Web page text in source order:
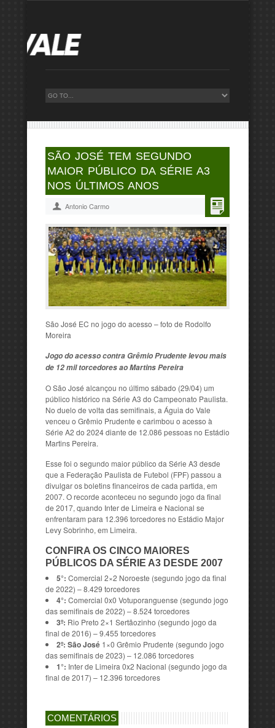
SÃO JOSÉ TEM SEGUNDO
MAIOR PÚBLICO DA SÉRIE A3
NOS ÚLTIMOS ANOS
Antonio Carmo
São José EC no jogo do acesso – foto de Rodolfo
Moreira
Jogo do acesso contra Grêmio Prudente levou mais
de 12 mil torcedores ao Martins Pereira
O São José alcançou no último sábado (29/04) um
público histórico na Série A3 do Campeonato Paulista.
No duelo de volta das semifinais, a Águia do Vale
venceu o Grêmio Prudente e carimbou o acesso à
Série A2 do 2024 diante de 12.086 pessoas no Estádio
Martins Pereira.
Esse foi o segundo maior público da Série A3 desde
que a Federação Paulista de Futebol (FPF) passou a
divulgar os boletins financeiros de cada partida, em
2007. O recorde aconteceu no segundo jogo da final
de 2017, quando Inter de Limeira e Nacional se
enfrentaram para 12.396 torcedores no Estádio Major
Levy Sobrinho, em Limeira.
CONFIRA OS CINCO MAIORES
PÚBLICOS DA SÉRIE A3 DESDE 2007
5°: Comercial 2×2 Noroeste (segundo jogo da final
de 2022) – 8.429 torcedores
4°: Comercial 0x0 Votuporanguense (segundo jogo
das semifinais de 2022) – 8.524 torcedores
3º: Rio Preto 2×1 Sertãozinho (segundo jogo da
final de 2016) – 9.455 torcedores
2º: São José 1×0 Grêmio Prudente (segundo jogo
das semifinais de 2023) – 12.086 torcedores
1°: Inter de Limeira 0x2 Nacional (segundo jogo da
final de 2017) – 12.396 torcedores
COMENTÁRIOS